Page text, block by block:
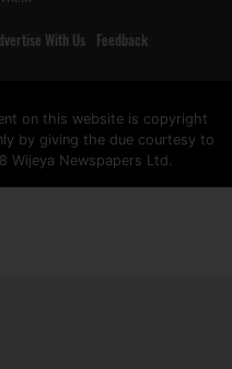
With Us Feedback
on this website is copyright
by giving the due courtesy to
Wijeya Newspapers Ltd.